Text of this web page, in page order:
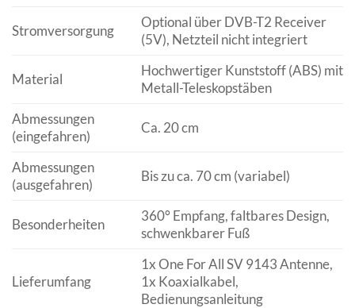
Stromversorgung
Optional über DVB-T2 Receiver
(5V), Netzteil nicht integriert
Material
Hochwertiger Kunststoff (ABS) mit
Metall-Teleskopstäben
Abmessungen
(eingefahren)
Ca. 20 cm
Abmessungen
(ausgefahren)
Bis zu ca. 70 cm (variabel)
Besonderheiten
360° Empfang, faltbares Design,
schwenkbarer Fuß
Lieferumfang
1x One For All SV 9143 Antenne,
1x Koaxialkabel,
Bedienungsanleitung